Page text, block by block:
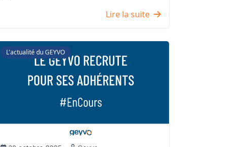
Lire la suite
L'actualité du GEYVO